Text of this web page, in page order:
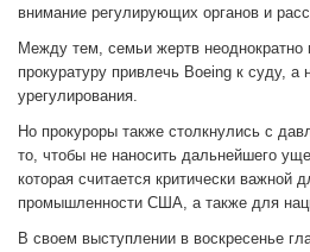
внимание регулирующих органов и
Между тем, семьи жертв
прокуратуру привлечь Boeing к суду, а
урегулирования.
Но прокуроры также столкнулись с
то, чтобы не наносить дальнейшего
которая считается критически важной
промышленности США, а также для
В своем выступлении в воскресенье